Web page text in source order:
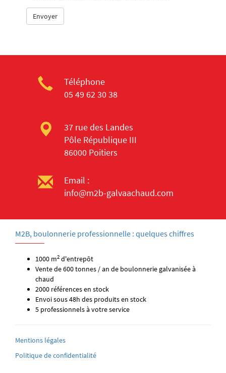
Téléphone
05 49 62 30 38
37 rue des Landes
Pôle République III
86000 Poitiers
Email :
info@m2b-galvaachaud.com
M2B, boulonnerie professionnelle : quelques chiffres
1000 m2 d'entrepôt
Vente de 600 tonnes / an de boulonnerie galvanisée à
chaud
2000 références en stock
Envoi sous 48h des produits en stock
5 professionnels à votre service
Mentions légales
Politique de confidentialité